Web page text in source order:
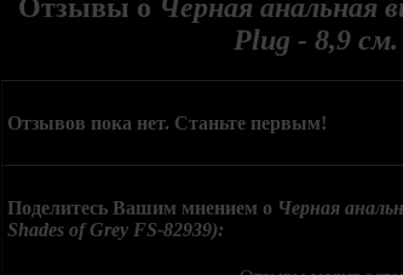
Отзывы о Черная анальная
Plug - 8,9
Отзывов пока нет. Станьте первым!
Поделитесь Вашим мнением о Черная
Shades of Grey FS-82939):